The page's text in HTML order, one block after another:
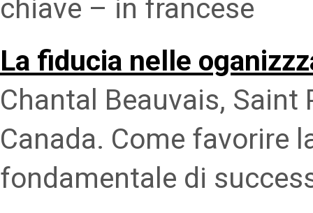
chiave – in francese
La fiducia nelle
Chantal Beauvais, Saint
Canada. Come favorire
fondamentale di